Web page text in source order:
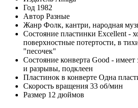
Год 1982
Автор Разные
Жанр Фолк, кантри, народная
Состояние пластинки Excellent -
поверхностные потертости, в
"песочек"
Состояние конверта Good - имеет
и разрывы, подклеен
Пластинок в конверте Одна
Скорость вращения 33 об/мин
Размер 12 дюймов